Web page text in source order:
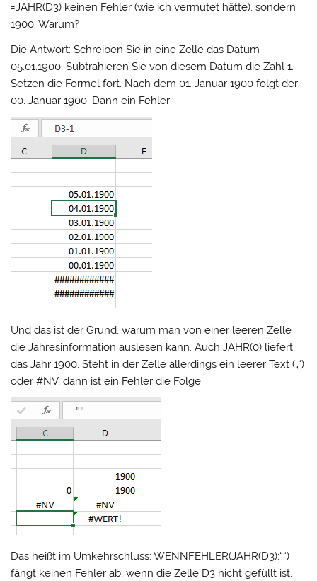
=JAHR(D3) keinen Fehler (wie ich vermutet hätte), sondern
1900. Warum?
Die Antwort: Schreiben Sie in eine Zelle das Datum
05.01.1900. Subtrahieren Sie von diesem Datum die Zahl 1.
Setzen die Formel fort. Nach dem 01. Januar 1900 folgt der
00. Januar 1900. Dann ein Fehler:
Und das ist der Grund, warum man von einer leeren Zelle
die Jahresinformation auslesen kann. Auch JAHR(0) liefert
das Jahr 1900. Steht in der Zelle allerdings ein leerer Text („“)
oder #NV, dann ist ein Fehler die Folge:
Das heißt im Umkehrschluss: WENNFEHLER(JAHR(D3);““)
fängt keinen Fehler ab, wenn die Zelle D3 nicht gefüllt ist.